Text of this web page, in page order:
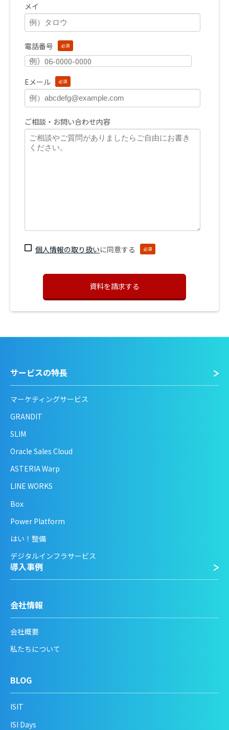
メイ
電話番号 必須
Eメール 必須
ご相談・お問い合わせ内容
個人情報の取り扱いに同意する 必須
サービスの特長
マーケティングサービス
GRANDIT
SLIM
Oracle Sales Cloud
ASTERIA Warp
LINE WORKS
Box
Power Platform
はい！整備
デジタルインフラサービス
導入事例
会社情報
会社概要
私たちについて
BLOG
ISIT
ISI Days